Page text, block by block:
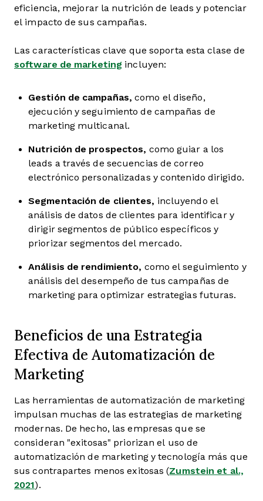
eficiencia, mejorar la nutrición de leads y potenciar
el impacto de sus campañas.
Las características clave que soporta esta clase de
software de marketing incluyen:
Gestión de campañas,como el diseño,
ejecución y seguimiento de campañas de
marketing multicanal.
Nutrición de prospectos, como guiar a los
leads a través de secuencias de correo
electrónico personalizadas y contenido dirigido.
Segmentación de clientes, incluyendo el
análisis de datos de clientes para identificar y
dirigir segmentos de público específicos y
priorizar segmentos del mercado.
Análisis de rendimiento, como el seguimiento y
análisis del desempeño de tus campañas de
marketing para optimizar estrategias futuras.
Beneficios de una Estrategia
Efectiva de Automatización de
Marketing
Las herramientas de automatización de marketing
impulsan muchas de las estrategias de marketing
modernas. De hecho, las empresas que se
consideran "exitosas" priorizan el uso de
automatización de marketing y tecnología más que
sus contrapartes menos exitosas (Zumstein et al.,
2021).